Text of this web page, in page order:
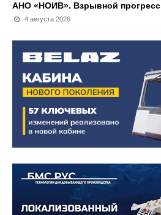
АНО «НОИВ». Взрывной прогресс
4 августа 2026